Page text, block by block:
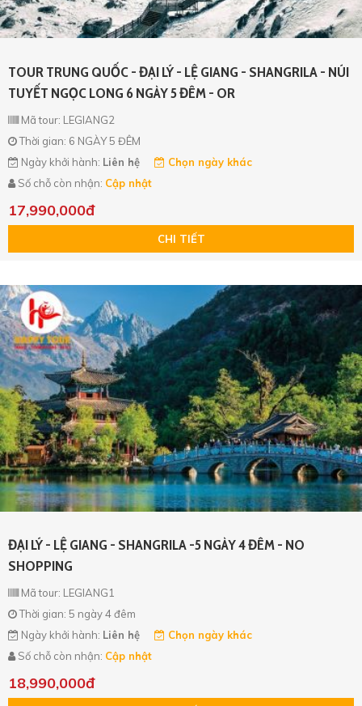
TOUR TRUNG QUỐC - ĐẠI LÝ - LỆ GIANG - SHANGRILA - NÚI
TUYẾT NGỌC LONG 6 NGÀY 5 ĐÊM - OR
Mã tour: LEGIANG2
Thời gian: 6 NGÀY 5 ĐÊM
Ngày khởi hành: Liên hệ
Chọn ngày khác
Số chỗ còn nhận: Cập nhật
17,990,000đ
CHI TIẾT
ĐẠI LÝ - LỆ GIANG - SHANGRILA -5 NGÀY 4 ĐÊM - NO
SHOPPING
Mã tour: LEGIANG1
Thời gian: 5 ngày 4 đêm
Ngày khởi hành: Liên hệ
Chọn ngày khác
Số chỗ còn nhận: Cập nhật
18,990,000đ